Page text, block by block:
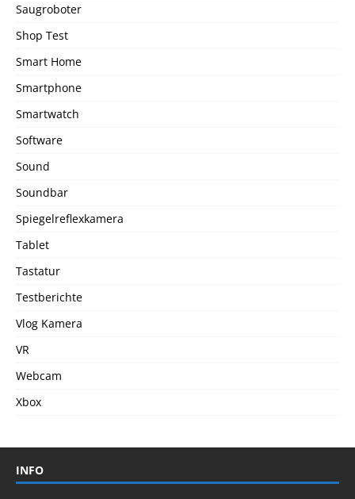
Saugroboter
Shop Test
Smart Home
Smartphone
Smartwatch
Software
Sound
Soundbar
Spiegelreflexkamera
Tablet
Tastatur
Testberichte
Vlog Kamera
VR
Webcam
Xbox
INFO